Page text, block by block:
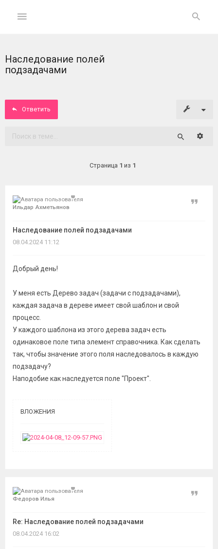
ГЛАВНАЯ
Вход
Наследование полей
подзадачами
Ответить
Страница 1 из 1
Ильдар Ахметьянов
Наследование полей подзадачами
Цитата
08.04.2024 11:12
Добрый день!
У меня есть Дерево задач (задачи с подзадачами),
каждая задача в дереве имеет свой шаблон и свой
процесс.
У каждого шаблона из этого дерева задач есть
одинаковое поле типа элемент справочника. Как сделать
так, чтобы значение этого поля наследовалось в каждую
подзадачу?
Наподобие как наследуется поле "Проект".
ВЛОЖЕНИЯ
Федоров Илья
Re: Наследование полей подзадачами
Цитата
08.04.2024 16:02